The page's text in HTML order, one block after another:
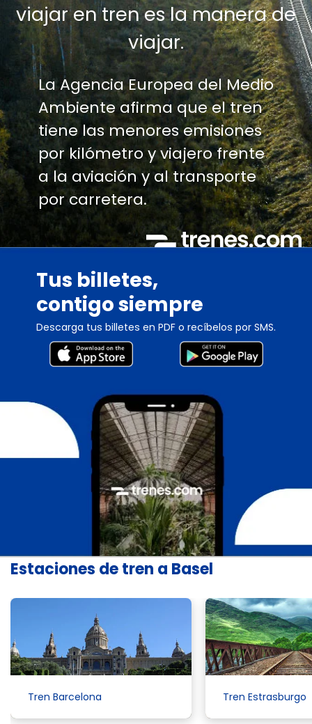
viajar en tren es la manera de
viajar.
La Agencia Europea del Medio
Ambiente afirma que el tren
tiene las menores emisiones
por kilómetro y viajero frente
a la aviación y al transporte
por carretera.
Tus billetes,
contigo siempre
Descarga tus billetes en PDF o recíbelos por SMS.
Estaciones de tren a Basel
Tren Barcelona Tren Estrasburgo